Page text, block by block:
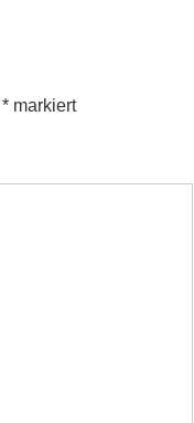
* markiert